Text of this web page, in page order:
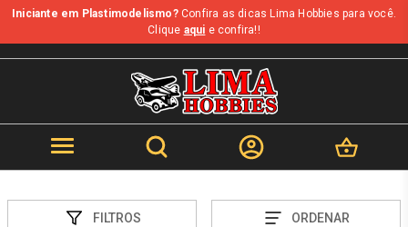
Iniciante em Plastimodelismo?Confira as dicas Lima Hobbies para você.
Clique aqui e confira!!
FILTROS ORDENAR